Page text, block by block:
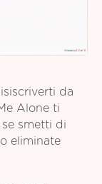
da
Alone ti
smetti di
eliminate